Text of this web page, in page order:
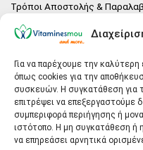
Για να παρέχουμε την καλύτερη
όπως cookies για την
συσκευών. Η συγκατάθεση για
επιτρέψει να
συμπεριφορά περιήγησης ή
ιστότοπο. Η μη συγκατάθεση ή
να επηρεάσει αρνητικά
Τρόποι Αποστολής &
Πολιτική επιστροφών
E-SHOP
Vitaminesmou.gr.
Άγιος Δημήτριος T.K.17236
Αττική